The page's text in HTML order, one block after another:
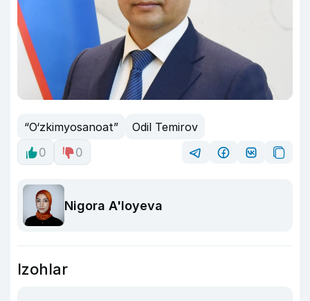
“O‘zkimyosanoat”
Odil Temirov
0
0
Nigora A'loyeva
Izohlar